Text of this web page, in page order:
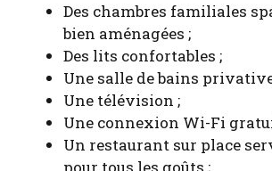
Des chambres fami­liales
bien amé­na­gées ;
Des lits confor­tables ;
Une salle de bains
Une télé­vi­sion ;
Une connexion Wi-Fi
Un res­tau­rant sur place